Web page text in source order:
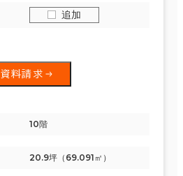
追加
資料請求
10階
20.9坪（69.091㎡）